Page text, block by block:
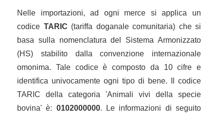
Nelle importazioni, ad ogni merce si applica un
codice TARIC (tariffa doganale comunitaria) che si
basa sulla nomenclatura del Sistema Armonizzato
(HS) stabilito dalla convenzione internazionale
omonima. Tale codice è composto da 10 cifre e
identifica univocamente ogni tipo di bene. Il codice
TARIC della categoria 'Animali vivi della specie
bovina' è: 0102000000. Le informazioni di seguito